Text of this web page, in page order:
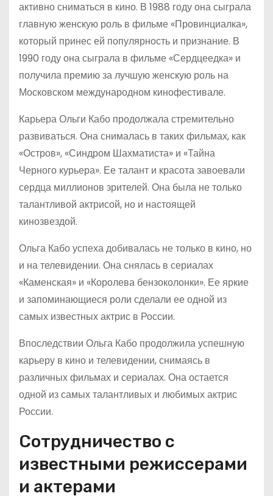
активно сниматься в кино. В 1988 году она сыграла
главную женскую роль в фильме «Провинциалка»,
который принес ей популярность и признание. В
1990 году она сыграла в фильме «Сердцеедка» и
получила премию за лучшую женскую роль на
Московском международном кинофестивале.
Карьера Ольги Кабо продолжала стремительно
развиваться. Она снималась в таких фильмах, как
«Остров», «Синдром Шахматиста» и «Тайна
Черного курьера». Ее талант и красота завоевали
сердца миллионов зрителей. Она была не только
талантливой актрисой, но и настоящей
кинозвездой.
Ольга Кабо успеха добивалась не только в кино, но
и на телевидении. Она снялась в сериалах
«Каменская» и «Королева бензоколонки». Ее яркие
и запоминающиеся роли сделали ее одной из
самых известных актрис в России.
Впоследствии Ольга Кабо продолжила успешную
карьеру в кино и телевидении, снимаясь в
различных фильмах и сериалах. Она остается
одной из самых талантливых и любимых актрис
России.
Сотрудничество с
известными режиссерами
и актерами